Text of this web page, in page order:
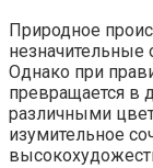
Природное
незначительные
Однако при
превращается в
различными
изумительное